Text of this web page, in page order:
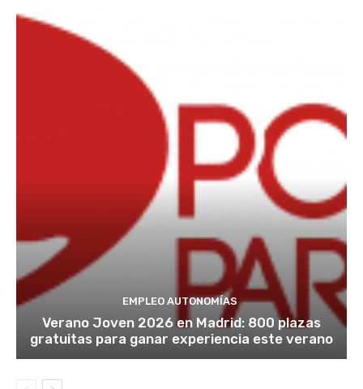
EMPLEO AUTONOMÍAS
Verano Joven 2026 en Madrid: 800 plazas
gratuitas para ganar experiencia este verano